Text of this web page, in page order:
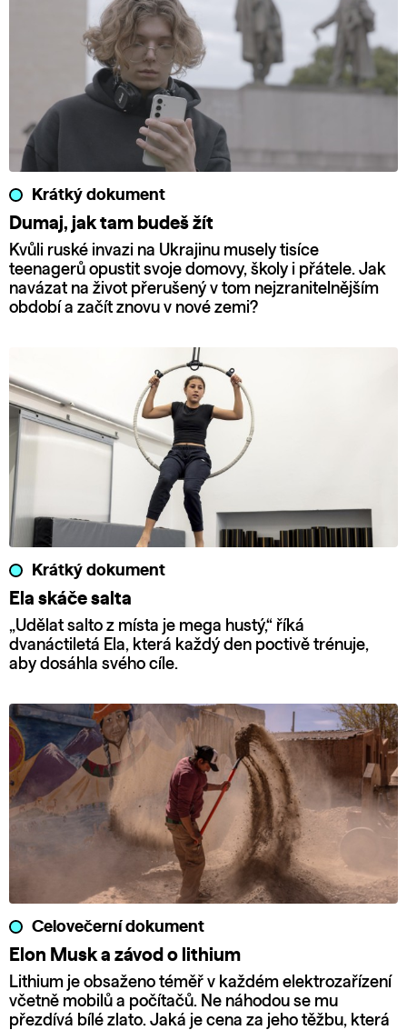
Krátký dokument
Dumaj, jak tam budeš žít
Kvůli ruské invazi na Ukrajinu musely tisíce
teenagerů opustit svoje domovy, školy i přátele. Jak
navázat na život přerušený v tom nejzranitelnějším
období a začít znovu v nové zemi?
Krátký dokument
Ela skáče salta
„Udělat salto z místa je mega hustý,“ říká
dvanáctiletá Ela, která každý den poctivě trénuje,
aby dosáhla svého cíle.
Celovečerní dokument
Elon Musk a závod o lithium
Lithium je obsaženo téměř v každém elektrozařízení
včetně mobilů a počítačů. Ne náhodou se mu
přezdívá bílé zlato. Jaká je cena za jeho těžbu, která